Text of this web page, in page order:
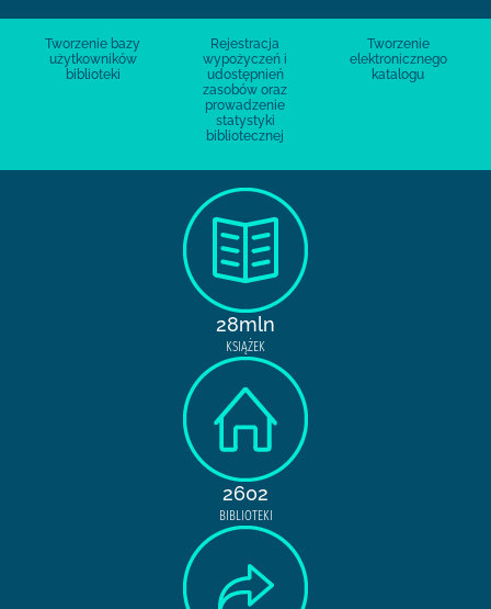
Tworzenie bazy
użytkowników
biblioteki
Rejestracja
wypożyczeń i
udostępnień
zasobów oraz
prowadzenie
statystyki
bibliotecznej
Tworzenie
elektronicznego
katalogu
28mln
KSIĄŻEK
2602
BIBLIOTEKI